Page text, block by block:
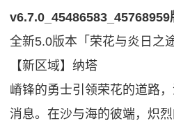
v6.7.0_45486583_45768959
全新5.0版本「荣花与炎日之
【新区域】纳塔
嵴锋的勇士引领荣花的道路
消息。在沙与海的彼端，炽